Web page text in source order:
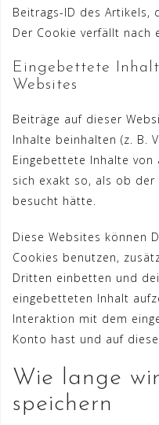
Beitrags-ID des
Der Cookie verfällt nach
Eingebettete
Websites
Beiträge auf dieser
Inhalte beinhalten (z. B.
Eingebettete Inhalte von
sich exakt so, als ob der
besucht hätte.
Diese Websites können
Cookies benutzen,
Dritten einbetten und
eingebetteten Inhalt
Interaktion mit dem
Konto hast und auf
Wie lange
speichern